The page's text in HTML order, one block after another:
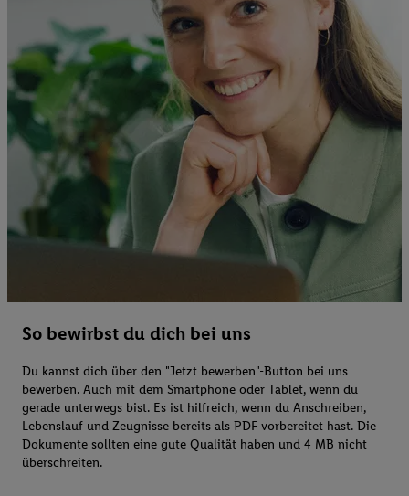
So bewirbst du dich bei uns
Du kannst dich über den "Jetzt bewerben"-Button bei uns
bewerben. Auch mit dem Smartphone oder Tablet, wenn du
gerade unterwegs bist. Es ist hilfreich, wenn du Anschreiben,
Lebenslauf und Zeugnisse bereits als PDF vorbereitet hast. Die
Dokumente sollten eine gute Qualität haben und 4 MB nicht
überschreiten.